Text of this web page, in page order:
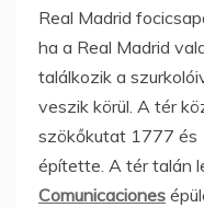
Real Madrid
ha a Real Madrid
találkozik a
veszik körül. A tér
szökőkutat 1777 és
építette. A tér talán
Comunicaciones